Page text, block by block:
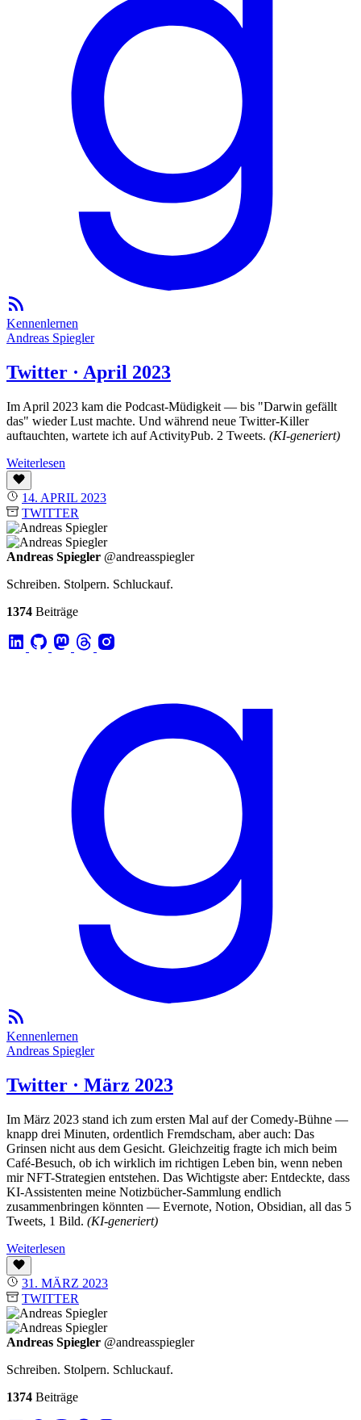
Kennenlernen
Andreas Spiegler
Twitter · April 2023
Im April 2023 kam die Podcast-Müdigkeit — bis "Darwin gefällt
das" wieder Lust machte. Und während neue Twitter-Killer
auftauchten, wartete ich auf ActivityPub. 2 Tweets. (KI-generiert)
Weiterlesen
14. APRIL 2023
TWITTER
Andreas Spiegler @andreasspiegler
Schreiben. Stolpern. Schluckauf.
1374 Beiträge
Kennenlernen
Andreas Spiegler
Twitter · März 2023
Im März 2023 stand ich zum ersten Mal auf der Comedy-Bühne —
knapp drei Minuten, ordentlich Fremdscham, aber auch: Das
Grinsen nicht aus dem Gesicht. Gleichzeitig fragte ich mich beim
Café-Besuch, ob ich wirklich im richtigen Leben bin, wenn neben
mir NFT-Strategien entstehen. Das Wichtigste aber: Entdeckte, dass
KI-Assistenten meine Notizbücher-Sammlung endlich
zusammenbringen könnten — Evernote, Notion, Obsidian, all das 5
Tweets, 1 Bild. (KI-generiert)
Weiterlesen
31. MÄRZ 2023
TWITTER
Andreas Spiegler @andreasspiegler
Schreiben. Stolpern. Schluckauf.
1374 Beiträge